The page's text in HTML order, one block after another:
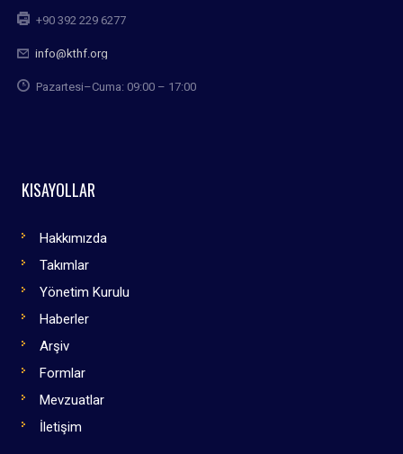
+90 392 229 6277
info@kthf.org
Pazartesi–Cuma: 09:00 – 17:00
KISAYOLLAR
Hakkımızda
Takımlar
Yönetim Kurulu
Haberler
Arşiv
Formlar
Mevzuatlar
İletişim